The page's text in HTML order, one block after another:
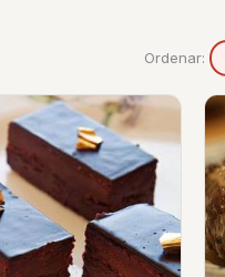
Ordenar: